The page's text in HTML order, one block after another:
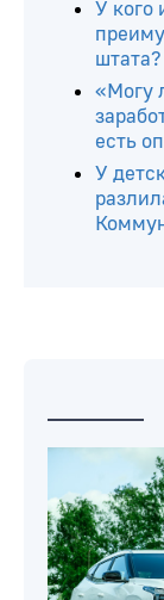
три
У кого